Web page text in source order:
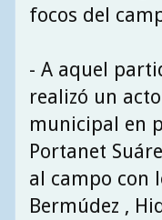
focos del
- A aquel
realizó un
municipal en
Portanet
al campo con
Bermúdez ,